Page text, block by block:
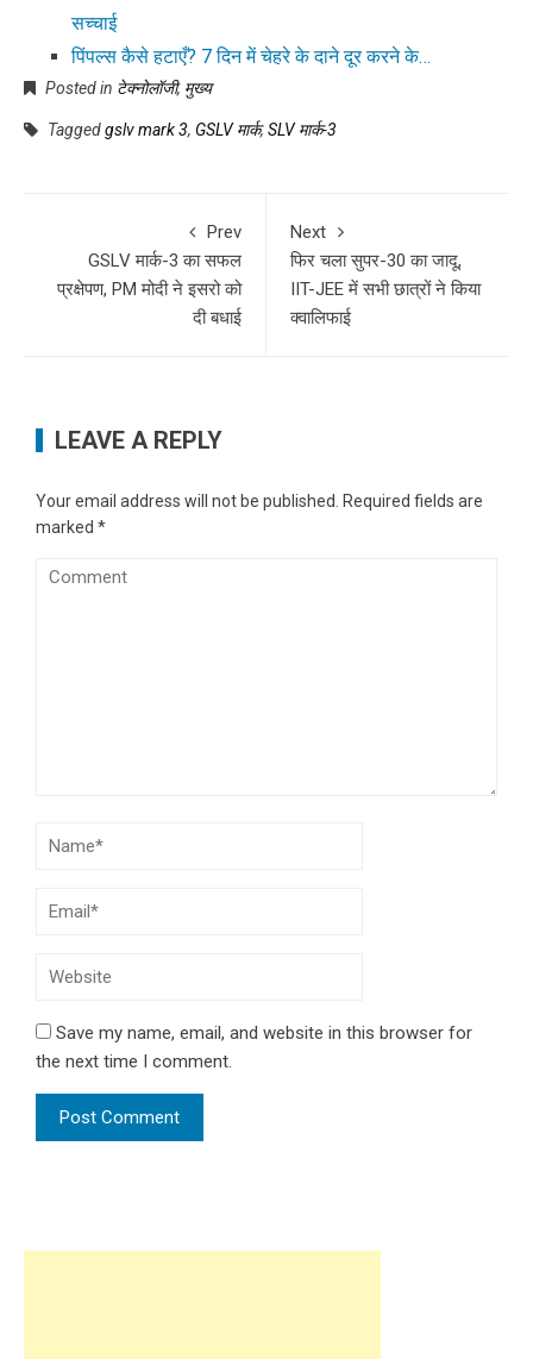
सच्चाई
पिंपल्स कैसे हटाएँ? 7 दिन में चेहरे के दाने दूर करने के…
Posted in टेक्नोलॉजी, मुख्य
Taggedgslv mark 3, GSLV मार्क,SLV मार्क-3
Prev
GSLV मार्क-3 का सफल
प्रक्षेपण, PM मोदी ने इसरो को
दी बधाई
Next
फिर चला सुपर-30 का जादू,
IIT-JEE में सभी छात्रों ने किया
क्वालिफाई
LEAVE A REPLY
Your email address will not be published.
Required fields are
marked *
Save my name, email, and website in this browser for
the next time I comment.